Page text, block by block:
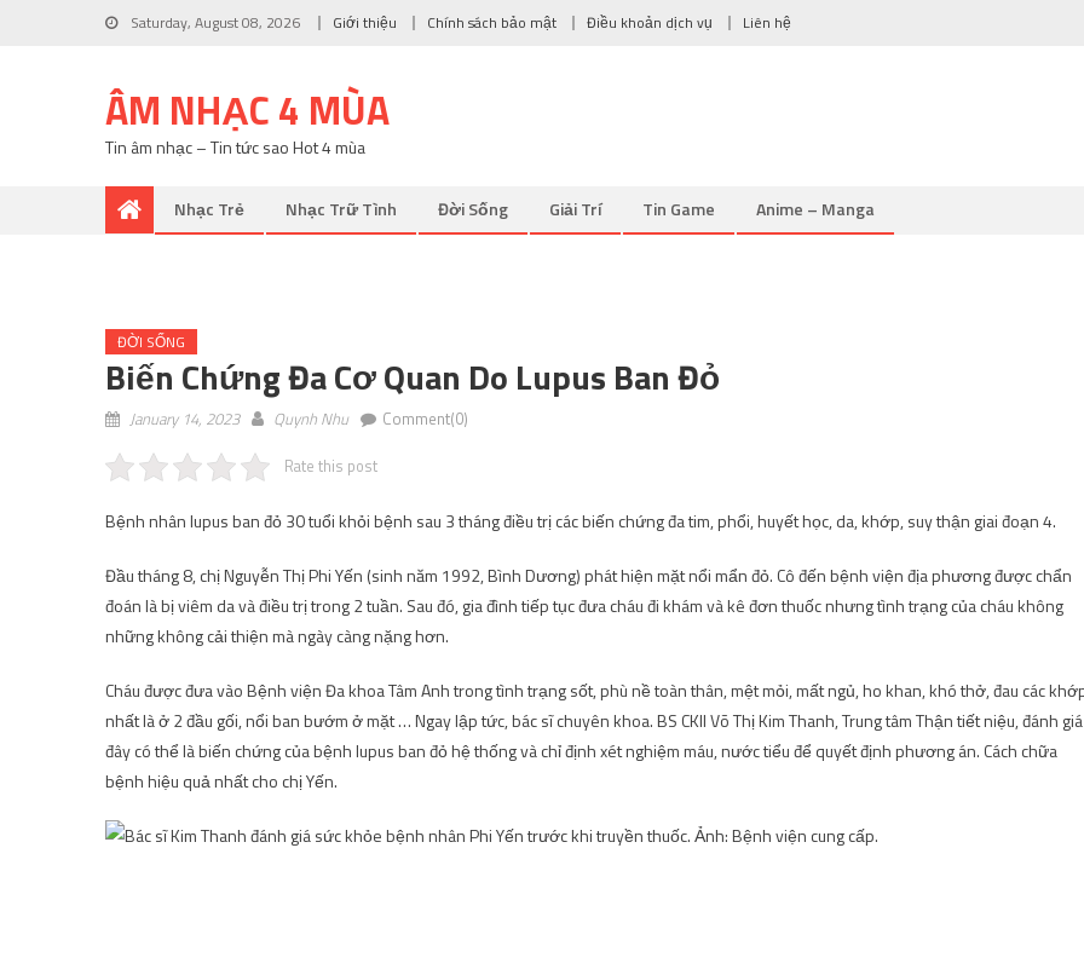
Saturday, August 08, 2026 Giới thiệu Chính sách bảo mật Điều khoản dịch vụ Liên hệ
ÂM NHẠC 4 MÙA
Tin âm nhạc – Tin tức sao Hot 4 mùa
Nhạc Trẻ Nhạc Trữ Tình Đời Sống Giải Trí Tin Game Anime – Manga
ĐỜI SỐNG
Biến Chứng Đa Cơ Quan Do Lupus Ban Đỏ
January 14, 2023 Quynh Nhu Comment(0)
Rate this post
Bệnh nhân lupus ban đỏ 30 tuổi khỏi bệnh sau 3 tháng điều trị các biến chứng đa tim, phổi, huyết học, da, khớp, suy thận giai đoạn 4.
Đầu tháng 8, chị Nguyễn Thị Phi Yến (sinh năm 1992, Bình Dương) phát hiện mặt nổi mẩn đỏ. Cô đến bệnh viện địa phương được chẩn
đoán là bị viêm da và điều trị trong 2 tuần. Sau đó, gia đình tiếp tục đưa cháu đi khám và kê đơn thuốc nhưng tình trạng của cháu không
những không cải thiện mà ngày càng nặng hơn.
Cháu được đưa vào Bệnh viện Đa khoa Tâm Anh trong tình trạng sốt, phù nề toàn thân, mệt mỏi, mất ngủ, ho khan, khó thở, đau các
nhất là ở 2 đầu gối, nổi ban bướm ở mặt … Ngay lập tức, bác sĩ chuyên khoa. BS CKII Võ Thị Kim Thanh, Trung tâm Thận tiết niệu, đánh giá
đây có thể là biến chứng của bệnh lupus ban đỏ hệ thống và chỉ định xét nghiệm máu, nước tiểu để quyết định phương án. Cách chữa
bệnh hiệu quả nhất cho chị Yến.